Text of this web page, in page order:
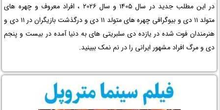
در این مطلب جدید در سال 1405 و سال 2026 ، افراد معروف و چهره های
متولد 11 دی و بیوگرافی چهره های متولد 11 دی و درگذشت بازیگران در 11 دی و
هنرمندان فوت شده در یازده دی سلبریتی های به دنیا آمده در بیست و پنجم
دی و مرگ افراد مشهور ایرانی را در نم نمک ببینید.